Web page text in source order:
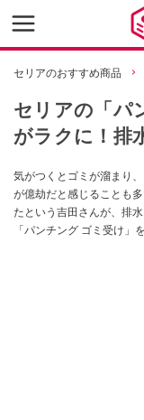
セリアのおすすめ商品
セリアの「パ
がラクに！排
気がつくとゴミが溜まり
が億劫だと感じることも
たという吉田さんが、排
「パンチング ゴミ受け」